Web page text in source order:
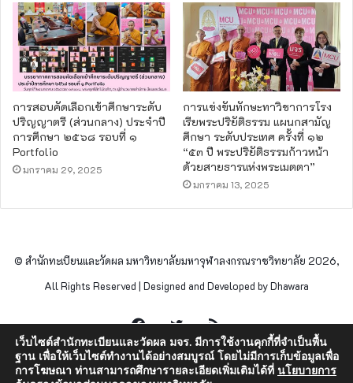
การสอบคัดเลือกเข้าศึกษาระดับ
ปริญญาตรี (ส่วนกลาง) ประจำปี
การศึกษา ๒๕๖๘ รอบที่ ๑
Portfolio
มกราคม 29, 2025
การแข่งขันทักษะทาวิชาการโรง
เรียพระปริยัติธรรม แผนกสามัญ
ศึกษา ระดับประเทศ ครั้งที่ ๑๒
“๕๓ ปี พระปริยัติธรรมก้าวหน้า
ด้วยสายธารแห่งพระเมตตา”
มกราคม 13, 2025
© สำนักทะเบียนและวัดผล มหาวิทยาลัยมหาจุฬาลงกรณราชวิทยาลัย 2026,
All Rights Reserved | Designed and Developed by Dhawara
FacebookTwitterRSS
เว็บไซต์สำนักทะเบียนและวัดผล มจร. มีการใช้งานคุกกี้ที่จำเป็นพื้น
ฐาน เพื่อให้เว็บไซต์ทำงานได้อย่างสมบูรณ์ โดยไม่มีการเก็บข้อมูลเพื่อ
การโฆษณา ท่านสามารถศึกษารายละเอียดเพิ่มเติมได้ที่ นโยบายการ